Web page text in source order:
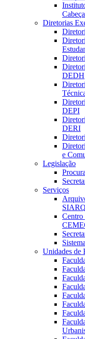
Diretorias
DEDH
DEPI
DERI
e
Legislação
Serviços
SIARQ
Centro
Unidades de